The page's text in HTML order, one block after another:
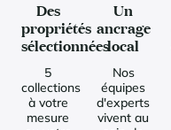
Des
propriétés
sélectionnées
5
collections
à votre
mesure
Un
ancrage
local
Nos
équipes
d'experts
vivent au